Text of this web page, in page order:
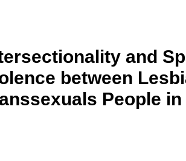
and
between
People